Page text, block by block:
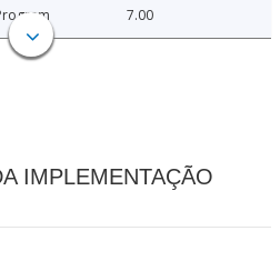
7.00
IMPLEMENTAÇÃO